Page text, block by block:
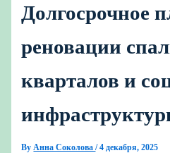
Долгосрочное
реновации
кварталов и
ByАнна Соколова/4 декабря, 2025